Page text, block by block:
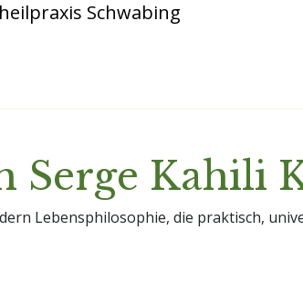
Serge Kahili
Lebensphilosophie, die praktisch,